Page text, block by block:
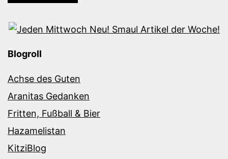
Blogroll
Achse des Guten
Aranitas Gedanken
Fritten, Fußball & Bier
Hazamelistan
KitziBlog